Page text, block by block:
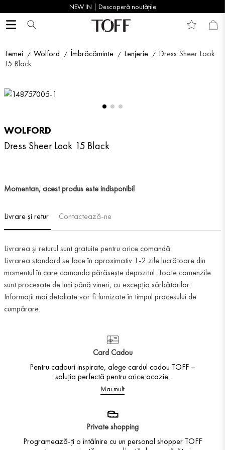
NEW IN | Descoperă noutățile
Femei Wolford Îmbrăcăminte Lenjerie
Dress Sheer Look
15 Black
WOLFORD
Dress Sheer Look 15 Black
Momentan, acest produs este indisponibil
Livrare și retur Contactează-ne
Livrarea și returul sunt gratuite pentru orice comandă.
Livrarea standard se face în aproximativ 1-2 zile lucrătoare din
momentul în care comanda părăsește depozitul. Toate comenzile
sunt procesate de luni până vineri, cu excepția sărbătorilor.
Informații mai detaliate vor fi furnizate în timpul procesului de
cumpărare.
Card Cadou
Pentru cadouri inspirate, alege cardul cadou TOFF –
soluția perfectă pentru orice ocazie.
Mai mult
Private shopping
Programează-ți o întâlnire cu un personal shopper TOFF